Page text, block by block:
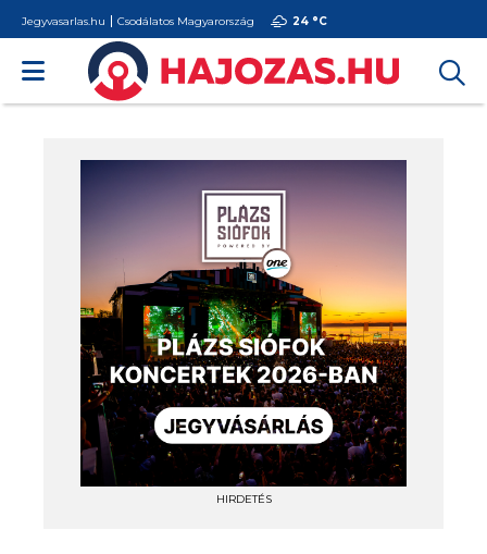
Jegyvasarlas.hu Csodálatos Magyarország 24 °C
HIRDETÉS